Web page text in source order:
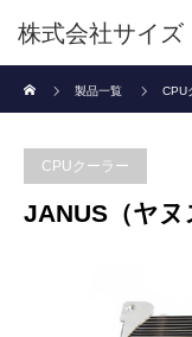
株式会社サイズ
製品一覧
CPU
CPUクーラー
JANUS（ヤヌ